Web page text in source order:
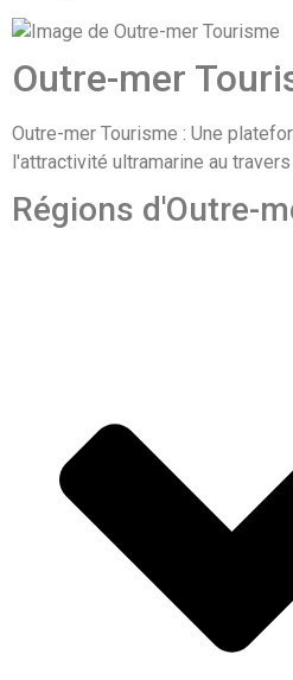
Outre-mer
Outre-mer Tourisme : Une
l'attractivité ultramarine au
Régions d'Outre-